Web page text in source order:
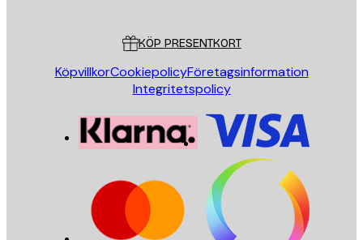
KÖP PRESENTKORT
KöpvillkorCookiepolicyFöretagsinformation
Integritetspolicy